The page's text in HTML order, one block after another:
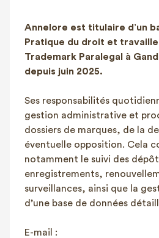
Contact
NL
EN
Annelore est titulaire d’un
Pratique du droit et travaille
Trademark Paralegal à
depuis juin 2025.
Ses responsabilités
gestion administrative et
dossiers de marques, de la
éventuelle opposition. Cela
notamment le suivi des
enregistrements,
surveillances, ainsi que la
d’une base de données
E-mail :